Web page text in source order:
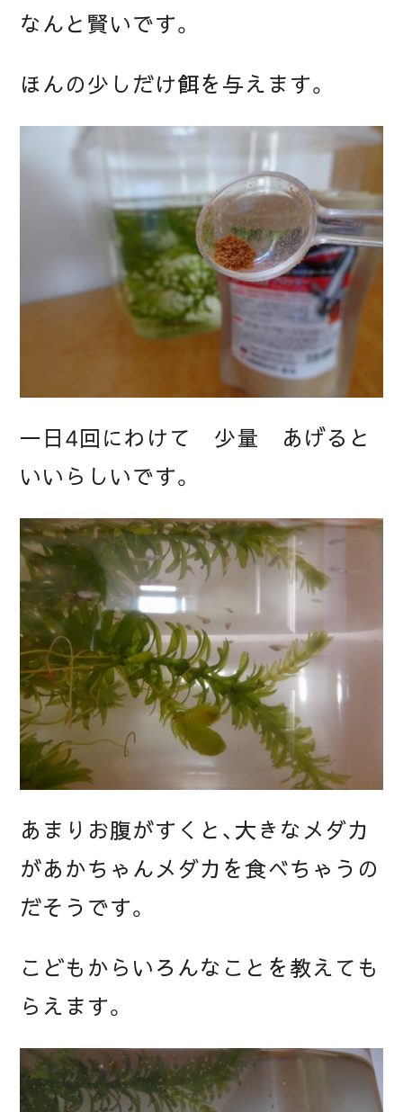
なんと賢いです。
ほんの少しだけ餌を与えます。
一日4回にわけて 少量 あげると
いいらしいです。
あまりお腹がすくと、大きなメダカ
があかちゃんメダカを食べちゃうの
だそうです。
こどもからいろんなことを教えても
らえます。